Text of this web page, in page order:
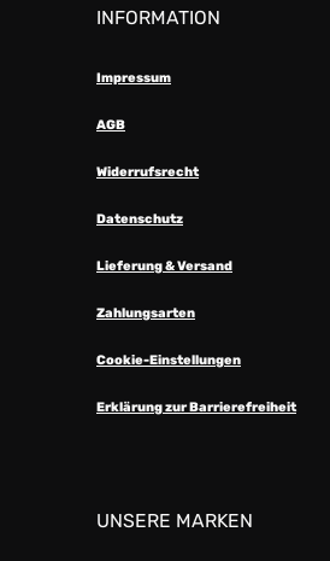
INFORMATION
Impressum
AGB
Widerrufsrecht
Datenschutz
Lieferung & Versand
Zahlungsarten
Cookie-Einstellungen
Erklärung zur Barrierefreiheit
UNSERE MARKEN